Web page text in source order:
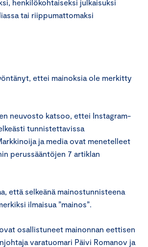
henkilökohtaiseksi julkaisuksi
tai riippumattomaksi
ettei mainoksia ole merkitty
neuvosto katsoo, ettei Instagram-
tunnistettavissa
ja media ovat menetelleet
perussääntöjen 7 artiklan
että selkeänä mainostunnisteena
ilmaisua ”mainos”.
osallistuneet mainonnan eettisen
varatuomari Päivi Romanov ja